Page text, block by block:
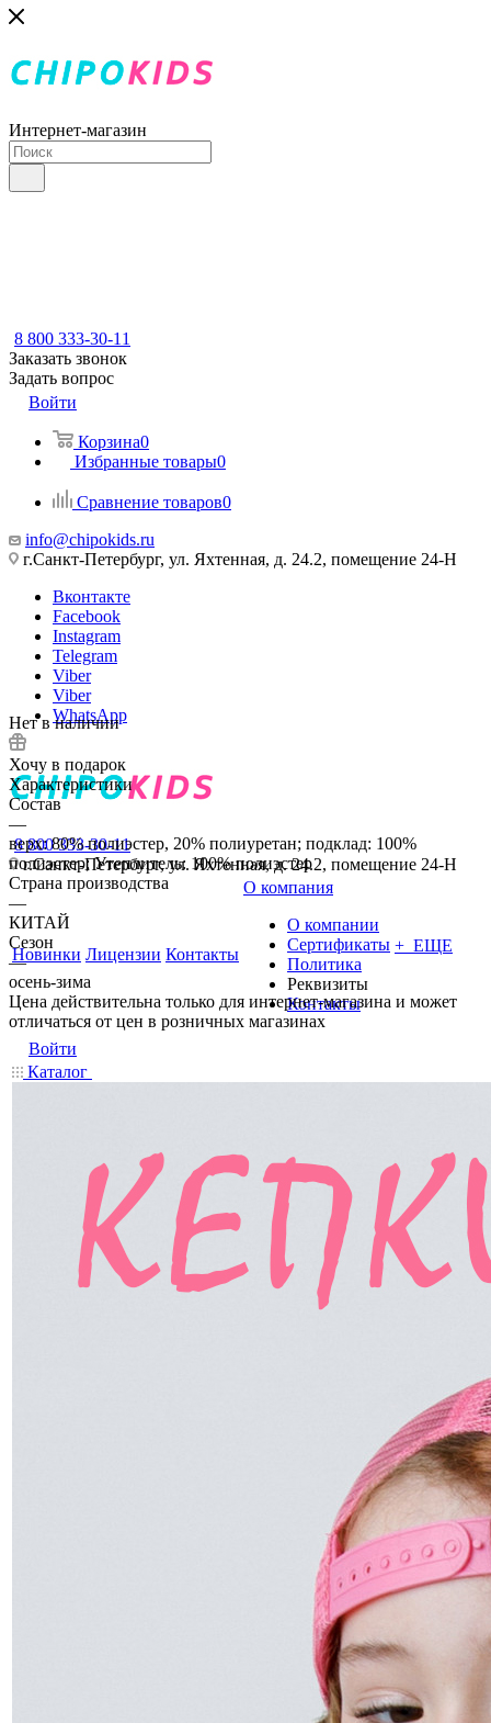
Интернет-магазин
8 800 333-30-11
Заказать звонок
Задать вопрос
Войти
Корзина0
Избранные товары0
Сравнение товаров0
info@chipokids.ru
г.Санкт-Петербург, ул. Яхтенная, д. 24.2, помещение 24-Н
Вконтакте
Facebook
Instagram
Telegram
Viber
Viber
WhatsApp
8 800 333-30-11
г.Санкт-Петербург, ул. Яхтенная, д. 24.2, помещение 24-Н
Новинки Лицензии Контакты
О компания
О компании
Сертификаты
Политика
Реквизиты
Контакты
+ ЕЩЕ
Войти
Каталог
Нет в наличии
Хочу в подарок
Характеристики
Состав
—
верх: 80% полиэстер, 20% полиуретан; подклад: 100%
полиэстер; Утеплитель: 100% полиэстер
Страна производства
—
КИТАЙ
Сезон
—
осень-зима
Цена действительна только для интернет-магазина и может
отличаться от цен в розничных магазинах